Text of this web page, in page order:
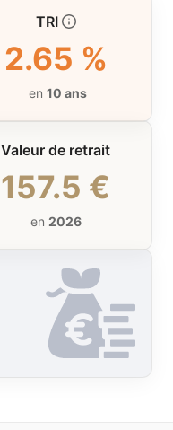
TRI
2.65 %
en 10 ans
Valeur de retrait
157.5 €
en 2026